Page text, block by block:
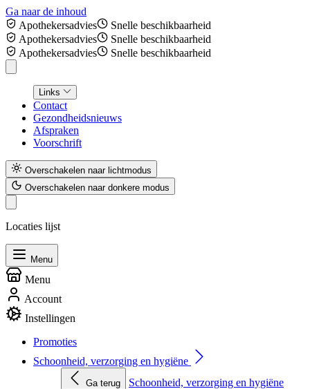
Ga naar de inhoud
Apothekersadvies
Snelle beschikbaarheid
Apothekersadvies
Snelle beschikbaarheid
Apothekersadvies
Snelle beschikbaarheid
Links
Contact
Gezondheidsnieuws
Afspraken
Voorschrift
Overschakelen naar lichtmodus
Overschakelen naar donkere modus
Locaties lijst
Menu
Menu
Account
Instellingen
Promoties
Schoonheid, verzorging en hygiëne
Ga terug
Schoonheid, verzorging en hygiëne